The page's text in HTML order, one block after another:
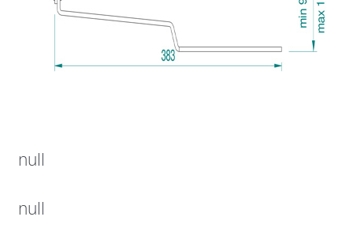
null
null